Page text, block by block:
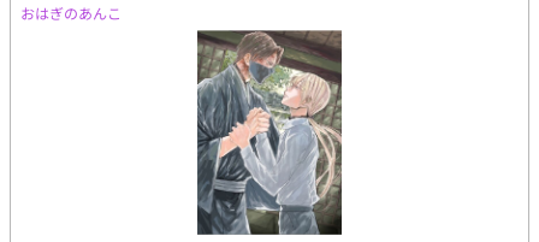
おはぎのあんこ